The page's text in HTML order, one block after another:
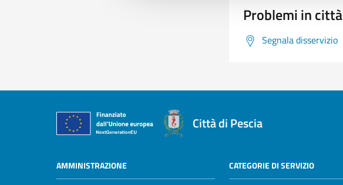
Problemi in città
Segnala disservizio
Città di Pescia
AMMINISTRAZIONE CATEGORIE DI SERVIZIO